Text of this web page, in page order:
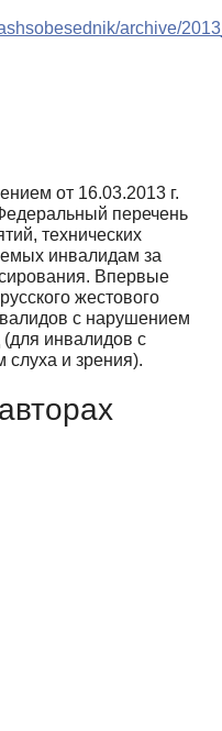
archive/
от 16.03.2013 г.
перечень
технических
инвалидам за
Впервые
жестового
с нарушением
инвалидов с
и зрения).